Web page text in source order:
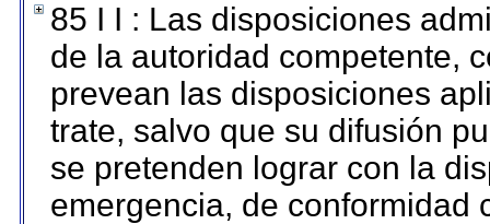
85 I I : Las disposiciones
de la autoridad competente,
prevean las disposiciones
trate, salvo que su difusión
se pretenden lograr con la
emergencia, de conformidad